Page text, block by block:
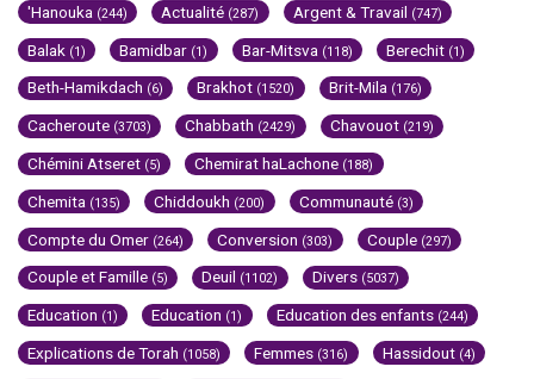
'Hanouka (244) Actualité (287) Argent & Travail (747)
Balak (1) Bamidbar (1) Bar-Mitsva (118) Berechit (1)
Beth-Hamikdach (6) Brakhot (1520) Brit-Mila (176)
Cacheroute (3703) Chabbath (2429) Chavouot (219)
Chémini Atseret (5) Chemirat haLachone (188)
Chemita (135) Chiddoukh (200) Communauté (3)
Compte du Omer (264) Conversion (303) Couple (297)
Couple et Famille (5) Deuil (1102) Divers (5037)
Education (1) Education (1) Education des enfants (244)
Explications de Torah (1058) Femmes (316) Hassidout (4)